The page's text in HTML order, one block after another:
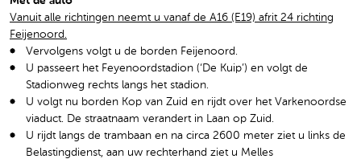
Vanuit alle richtingen neemt u vanaf de A16 (E19) afrit 24 richting
Feijenoord.
Vervolgens volgt u de borden Feijenoord.
U passeert het Feyenoordstadion (‘De Kuip’) en volgt de
Stadionweg rechts langs het stadion.
U volgt nu borden Kop van Zuid en rijdt over het Varkenoordse
viaduct. De straatnaam verandert in Laan op Zuid.
U rijdt langs de trambaan en na circa 2600 meter ziet u links de
Belastingdienst, aan uw rechterhand ziet u Melles